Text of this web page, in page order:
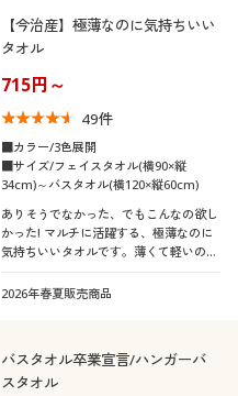
【今治産】極薄なのに気持ちいい
タオル
715円～
49件
■カラー/3色展開
■サイズ/フェイスタオル(横90×縦
34cm)～バスタオル(横120×縦60cm)
ありそうでなかった、でもこんなの欲し
かった! マルチに活躍する、極薄なのに
気持ちいいタオルです。薄くて軽いのに
しっかり吸水し、持ち運びにも便利。上
質な綿と老舗タオルメーカーの技術によ
2026年春夏販売商品
バスタオル卒業宣言/ハンガーバ
スタオル